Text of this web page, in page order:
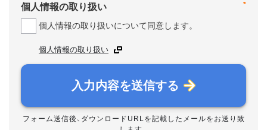
*
個人情報の取り扱い
個人情報の取り扱いについて同意します。
個人情報の取り扱い
入力内容を送信する
フォーム送信後、ダウンロードURLを記載したメールをお送り致